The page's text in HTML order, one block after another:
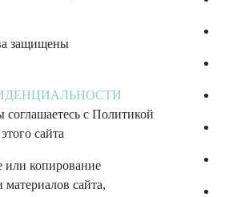
защищены
с Политикой
сайта
или копирование
сайта,